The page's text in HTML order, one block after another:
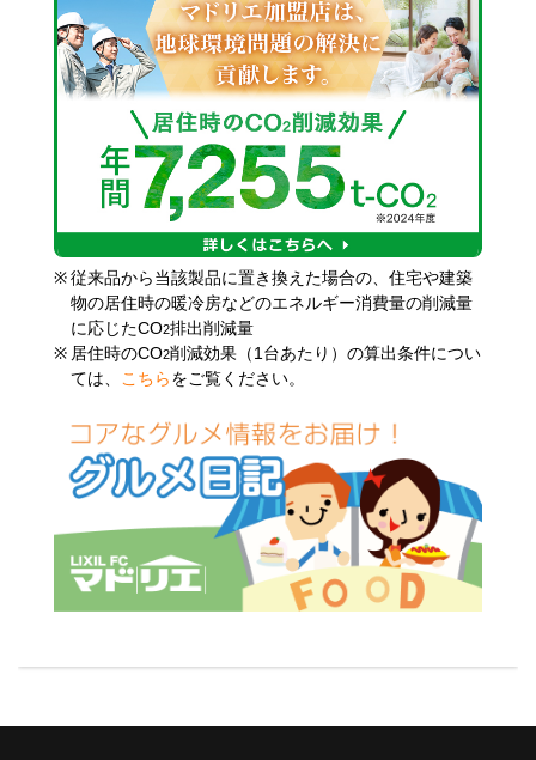
※ 従来品から当該製品に置き換えた場合の、住宅や建築
物の居住時の暖冷房などのエネルギー消費量の削減量
に応じたCO2排出削減量
※ 居住時のCO2削減効果（1台あたり）の算出条件につい
ては、 こちら をご覧ください。